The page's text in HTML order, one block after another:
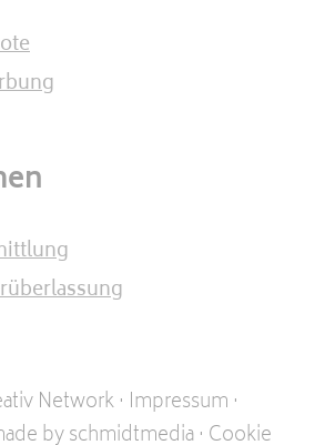
Network · Impressum ·
by schmidtmedia· Cookie